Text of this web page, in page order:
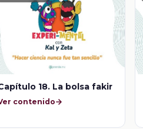
18. La bolsa fakir
contenido